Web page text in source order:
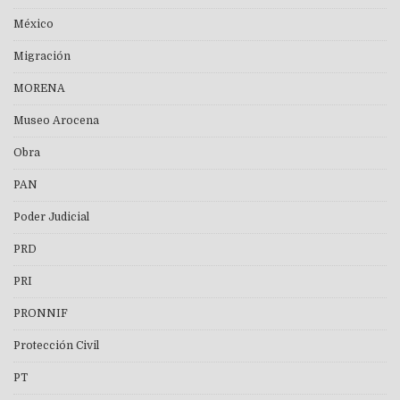
México
Migración
MORENA
Museo Arocena
Obra
PAN
Poder Judicial
PRD
PRI
PRONNIF
Protección Civil
PT